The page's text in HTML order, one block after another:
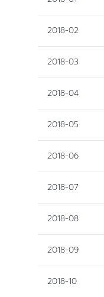
2018-02
2018-03
2018-04
2018-05
2018-06
2018-07
2018-08
2018-09
2018-10